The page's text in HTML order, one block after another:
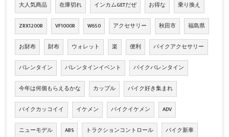
大人気商品 在庫切れ インカムGETだぜ お得な 乗り換え
ZRX1200R VF1000R W650 アクセサリー 秋田市 福島県
お財布 財布 ウォレット 楽 便利 バイクアクセサリー
バレンタイン バレンタインイベント バイクバレンタイン
今年は何個もらえるかな カップル バイク好き集まれ
バイクカッコイイ イケメン バイクイケメン ADV
ニューモデル ABS トラクションコントロール バイク新車